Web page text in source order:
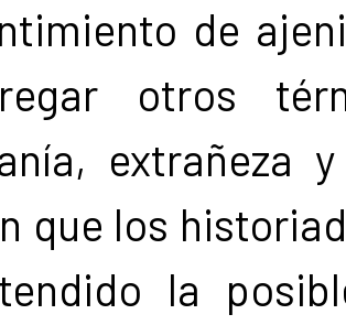
de
otros
extrañeza
que los
la